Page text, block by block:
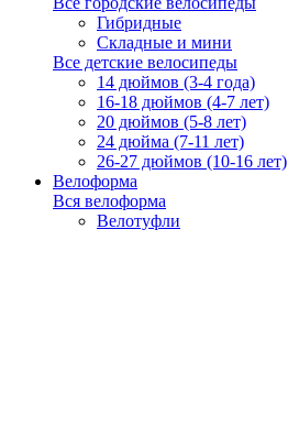
Гибридные
Складные и мини
Все детские велосипеды
14 дюймов (3-4 года)
16-18 дюймов (4-7 лет)
20 дюймов (5-8 лет)
24 дюйма (7-11 лет)
26-27 дюймов (10-16 лет)
Велоформа
Вся велоформа
Велотуфли